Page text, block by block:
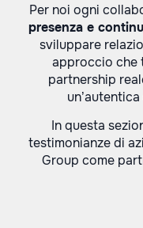
Per noi ogni
presenza e
sviluppare
approccio che
partnership
In questa
testimonianze di
Group come